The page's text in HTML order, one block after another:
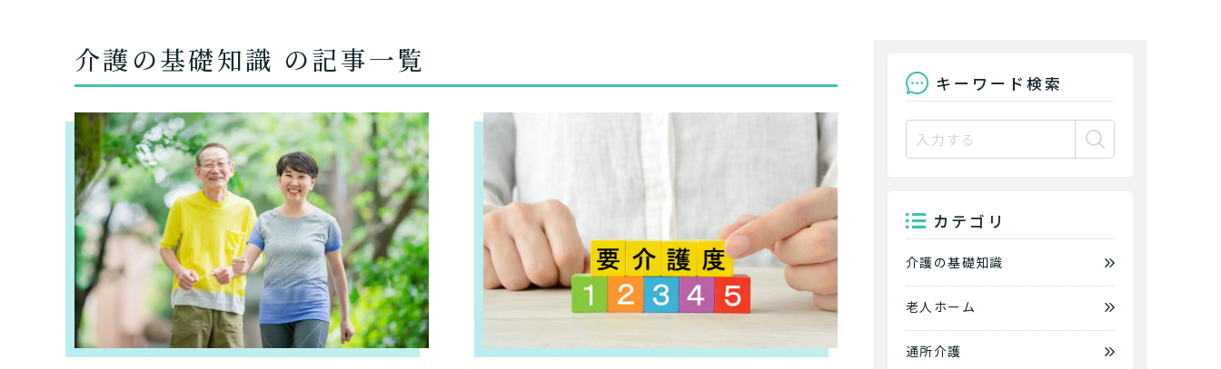
介護の基礎知識 の記事一覧
キーワード検索
カテゴリ
介護の基礎知識
老人ホーム
通所介護